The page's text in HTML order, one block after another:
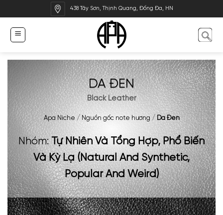
qua
dung
438 Tây Sơn, Thịnh Quang, Đống Đa, HN
DA ĐEN
Black Leather
Apa Niche /Nguồn gốc note hương / Da Đen
Nhóm:Tự Nhiên Và Tổng Hợp, Phổ Biến
Và Kỳ Lạ (Natural And Synthetic,
Popular And Weird)